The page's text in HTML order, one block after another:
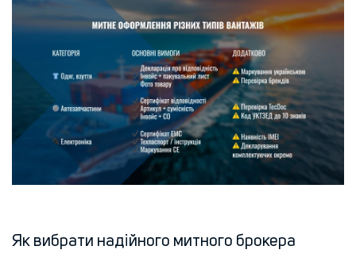
Як вибрати надійного митного брокера